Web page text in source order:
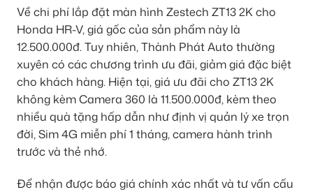
Về chi phí lắp đặt màn hình Zestech ZT13 2K cho
Honda HR-V, giá gốc của sản phẩm này là
12.500.000đ. Tuy nhiên, Thành Phát Auto thường
xuyên có các chương trình ưu đãi, giảm giá đặc biệt
cho khách hàng. Hiện tại, giá ưu đãi cho ZT13 2K
không kèm Camera 360 là 11.500.000đ, kèm theo
nhiều quà tặng hấp dẫn như định vị quản lý xe trọn
đời, Sim 4G miễn phí 1 tháng, camera hành trình
trước và thẻ nhớ.
Để nhận được báo giá chính xác nhất và tư vấn cấu